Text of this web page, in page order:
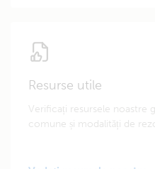
Resurse utile
Verificați resursele noastre
comune și modalități de